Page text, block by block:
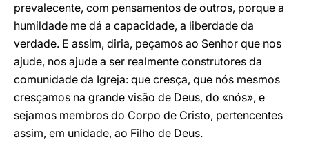
prevalecente, com pensamentos de outros, porque a
humildade me dá a capacidade, a liberdade da
verdade. E assim, diria, peçamos ao Senhor que nos
ajude, nos ajude a ser realmente construtores da
comunidade da Igreja: que cresça, que nós mesmos
cresçamos na grande visão de Deus, do «nós», e
sejamos membros do Corpo de Cristo, pertencentes
assim, em unidade, ao Filho de Deus.